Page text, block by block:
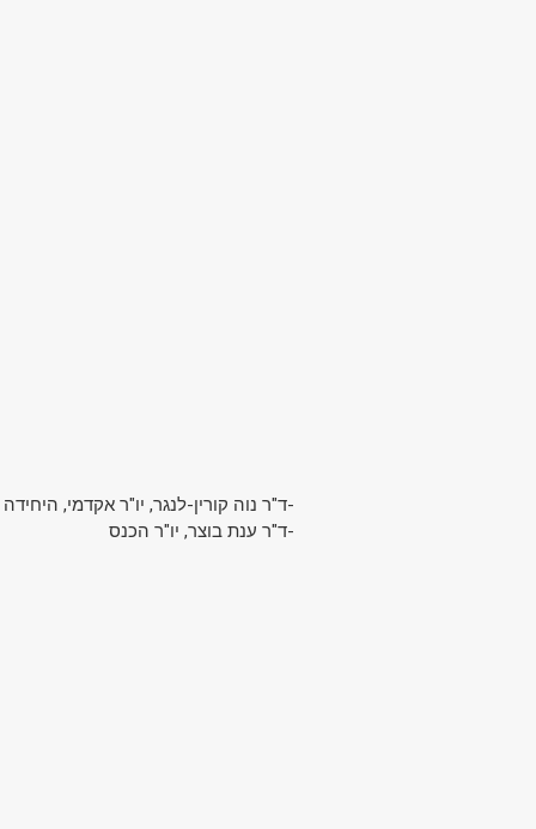
-ד"ר נוה קורין-לנגר, יו"ר אקדמי,
-ד"ר ענת בוצר, יו"ר הכנס